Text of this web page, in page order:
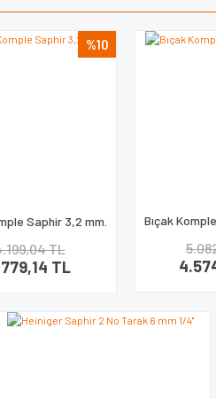
%10
Saphir 3,2 mm.
TL
TL
Bıçak